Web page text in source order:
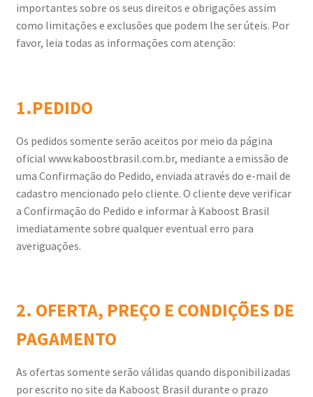
importantes sobre os seus direitos e obrigações assim
como limitações e exclusões que podem lhe ser úteis. Por
favor, leia todas as informações com atenção:
1.PEDIDO
Os pedidos somente serão aceitos por meio da página
oficial www.kaboostbrasil.com.br, mediante a emissão de
uma Confirmação do Pedido, enviada através do e-mail de
cadastro mencionado pelo cliente. O cliente deve verificar
a Confirmação do Pedido e informar à Kaboost Brasil
imediatamente sobre qualquer eventual erro para
averiguações.
2. OFERTA, PREÇO E CONDIÇÕES DE
PAGAMENTO
As ofertas somente serão válidas quando disponibilizadas
por escrito no site da Kaboost Brasil durante o prazo